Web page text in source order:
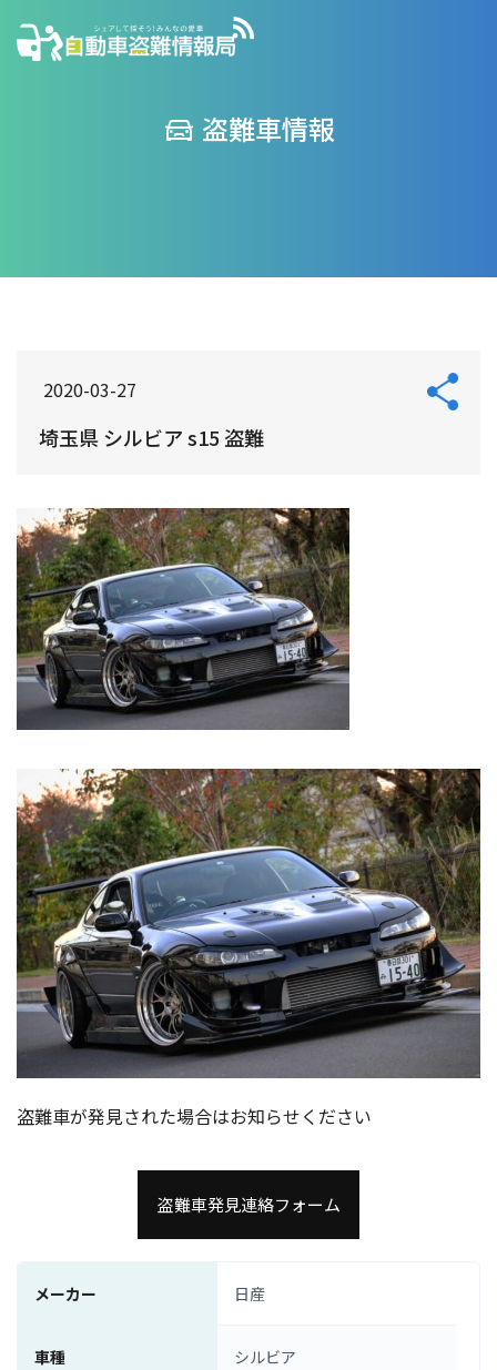
盗難車情報
2020-03-27
埼玉県 シルビア s15 盗難
盗難車が発見された場合はお知らせください
盗難車発見連絡フォーム
メーカー 日産
車種 シルビア